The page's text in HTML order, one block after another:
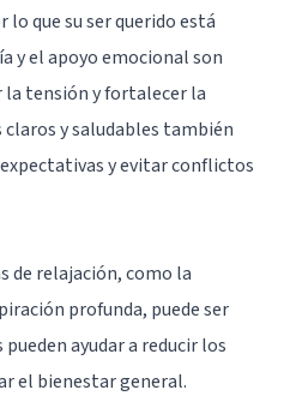
lo que su ser querido está
y el apoyo emocional son
tensión y fortalecer la
y saludables también
y evitar conflictos
de relajación, como la
profunda, puede ser
ayudar a reducir los
el bienestar general.